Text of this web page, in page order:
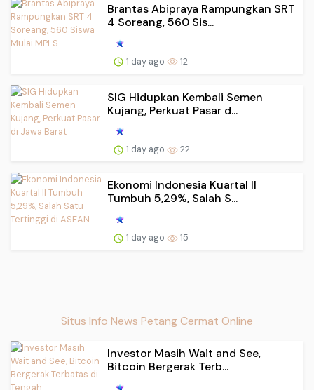
Brantas Abipraya Rampungkan SRT
4 Soreang, 560 Sis...
1 day ago 12
SIG Hidupkan Kembali Semen
Kujang, Perkuat Pasar d...
1 day ago 22
Ekonomi Indonesia Kuartal II
Tumbuh 5,29%, Salah S...
1 day ago 15
Situs Info News Petang Cermat Online
Investor Masih Wait and See,
Bitcoin Bergerak Terb...